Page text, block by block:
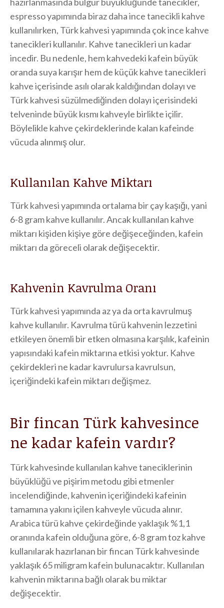
espresso yapımında biraz daha ince tanecikli kahve
kullanılırken, Türk kahvesi yapımında çok ince kahve
tanecikleri kullanılır. Kahve tanecikleri un kadar
incedir. Bu nedenle, hem kahvedeki kafein büyük
oranda suya karışır hem de küçük kahve tanecikleri
kahve içerisinde asılı olarak kaldığından dolayı ve
Türk kahvesi süzülmediğinden dolayı içerisindeki
telveninde büyük kısmı kahveyle birlikte içilir.
Böylelikle kahve çekirdeklerinde kalan kafeinde
vücuda alınmış olur.
Kullanılan Kahve Miktarı
Türk kahvesi yapımında ortalama bir çay kaşığı, yani
6-8 gram kahve kullanılır. Ancak kullanılan kahve
miktarı kişiden kişiye göre değişeceğinden, kafein
miktarı da göreceli olarak değişecektir.
Kahvenin Kavrulma Oranı
Türk kahvesi yapımında az ya da orta kavrulmuş
kahve kullanılır. Kavrulma türü kahvenin lezzetini
etkileyen önemli bir etken olmasına karşılık, kafeinin
yapısındaki kafein miktarına etkisi yoktur. Kahve
çekirdekleri ne kadar kavrulursa kavrulsun,
içeriğindeki kafein miktarı değişmez.
Bir fincan Türk kahvesince
ne kadar kafein vardır?
Türk kahvesinde kullanılan kahve taneciklerinin
büyüklüğü ve pişirim metodu gibi etmenler
incelendiğinde, kahvenin içeriğindeki kafeinin
tamamına yakını içilen kahveyle vücuda alınır.
Arabica türü kahve çekirdeğinde yaklaşık %1,1
oranında kafein olduğuna göre, 6-8 gram toz kahve
kullanılarak hazırlanan bir fincan Türk kahvesinde
yaklaşık 65 miligram kafein bulunacaktır. Kullanılan
kahvenin miktarına bağlı olarak bu miktar
değişecektir.